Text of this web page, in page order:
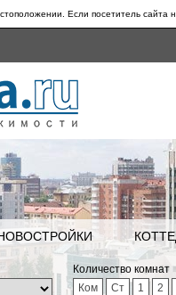
Если посетитель сайта
Количество комнат
Ком
Ст 1 2